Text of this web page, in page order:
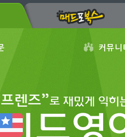
커뮤니